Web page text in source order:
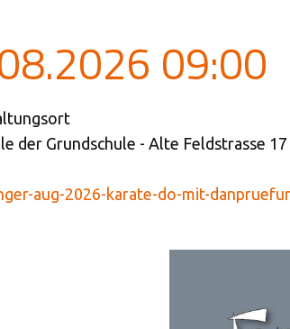
09:00
der Grundschule - Alte Feldstrasse
aug-2026-karate-do-mit-